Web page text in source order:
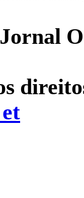
Jornal